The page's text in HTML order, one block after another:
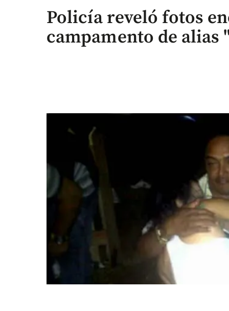
Policía reveló fotos
campamento de alias